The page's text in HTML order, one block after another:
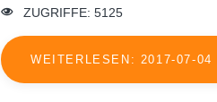
ZUGRIFFE: 5125
WEITERLESEN: 2017-07-04